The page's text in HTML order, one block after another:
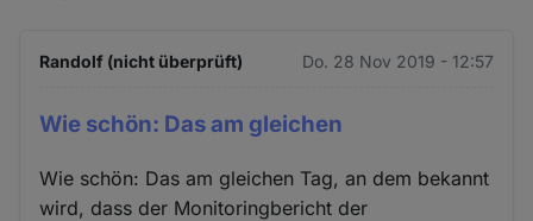
Randolf (nicht überprüft) Do. 28 Nov 2019 - 12:57
Wie schön: Das am gleichen
Wie schön: Das am gleichen Tag, an dem bekannt
wird, dass der Monitoringbericht der